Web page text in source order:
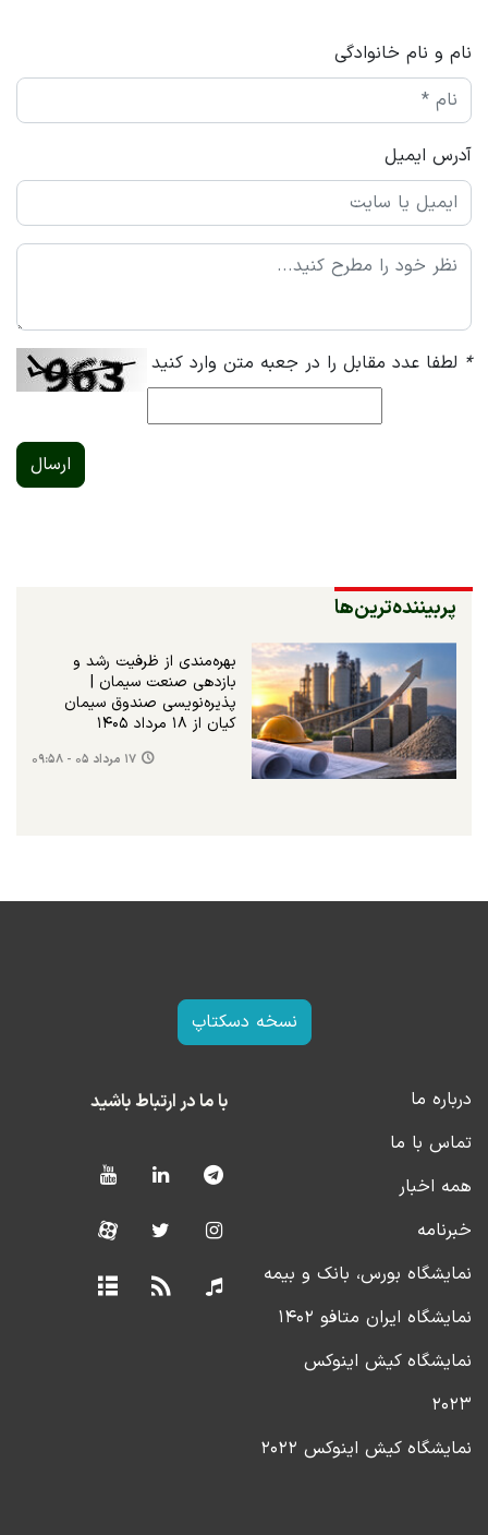
نام و نام خانوادگی
آدرس ایمیل
* لطفا عدد مقابل را در جعبه متن وارد کنید
ارسال
پربیننده‌ترین‌ها
بهره‌مندی از ظرفیت رشد و
بازدهی صنعت سیمان |
پذیره‌نویسی صندوق سیمان
کیان از ۱۸ مرداد ۱۴۰۵
۱۷ مرداد ۰۵ - ۰۹:۵۸
نسخه دسکتاپ
درباره ما
تماس با ما
همه اخبار
خبرنامه
نمایشگاه بورس، بانک و بیمه
نمایشگاه ایران متافو ۱۴۰۲
نمایشگاه کیش اینوکس
۲۰۲۳
نمایشگاه کیش اینوکس ۲۰۲۲
با ما در ارتباط باشید